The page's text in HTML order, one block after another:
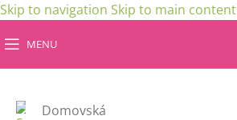
Skip to navigation Skip to main content
MENU
Domovská